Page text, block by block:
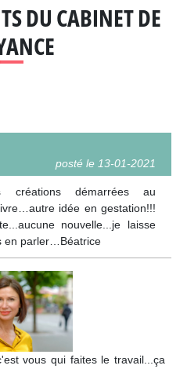
DU CABINET DE
posté le 13-01-2021
créations démarrées au
idée en gestation!!!
nouvelle...je laisse
en parler…Béatrice
vous qui faites le travail...ça